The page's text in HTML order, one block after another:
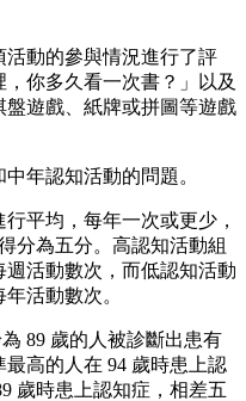
動的參與情況進行了評
你多久看一次書？」以及
盤遊戲、紙牌或拼圖等遊戲
年認知活動的問題。
平均，每年一次或更少，
分為五分。高認知活動組
活動數次，而低認知活動
活動數次。
89 歲的人被診斷出患有
高的人在 94 歲時患上認
歲時患上認知症，相差五